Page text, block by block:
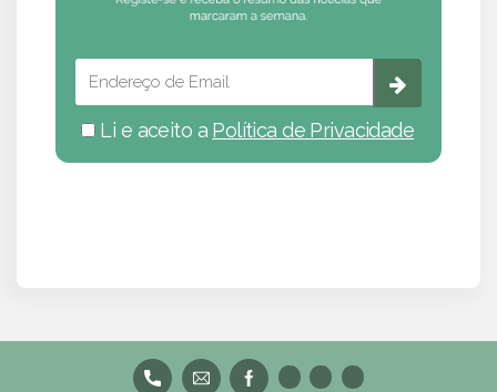
Li e aceito a Política de Privacidade